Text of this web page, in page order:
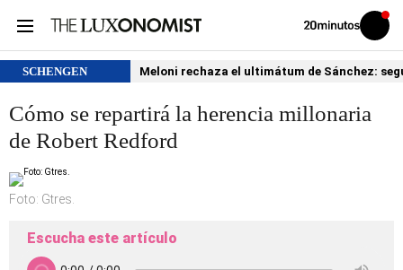
Volver
Iniciar
sesión
SCHENGEN Meloni rechaza el ultimátum de Sánchez:
Cómo se repartirá la herencia millonaria
de Robert Redford
Foto: Gtres.
Escucha este artículo